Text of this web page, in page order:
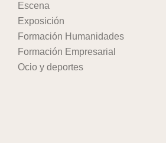
Escena
Exposición
Formación Humanidades
Formación Empresarial
Ocio y deportes